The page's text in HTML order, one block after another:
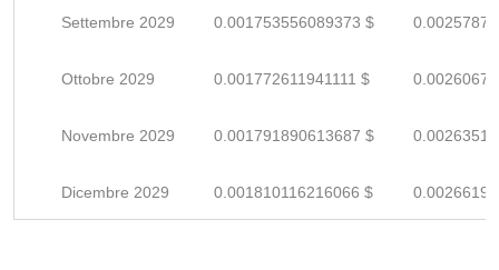
Settembre 2029 0.001753556089373 $
Ottobre 2029 0.001772611941111 $
Novembre 2029 0.001791890613687 $
Dicembre 2029 0.001810116216066 $